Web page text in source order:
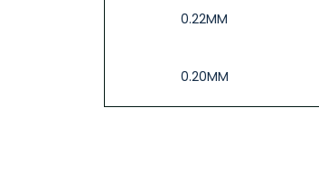
0.22MM
0.20MM